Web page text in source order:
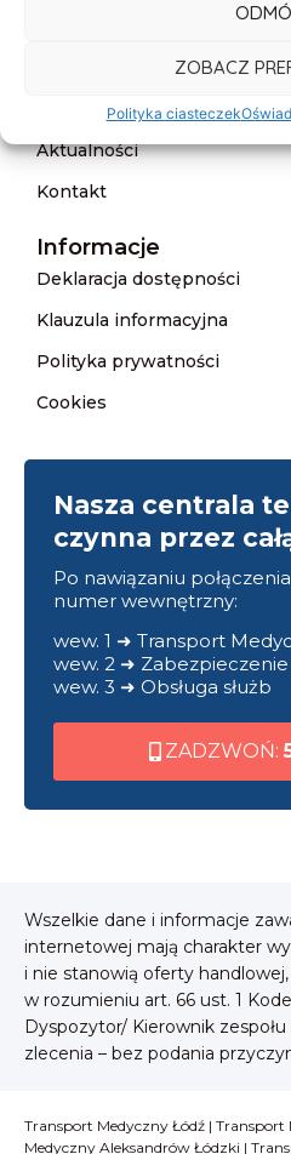
ZOBACZ
Polityka ciasteczek
Aktualności
Kontakt
Informacje
Deklaracja dostępności
Klauzula informacyjna
Polityka prywatności
Cookies
Nasza centrala
czynna przez
Po nawiązaniu
numer wewnętrzny:
wew. 1 ➜ Transport
wew. 2 ➜
wew. 3 ➜ Obsługa służb
ZADZWOŃ:
Wszelkie dane i informacje
internetowej mają charakter
i nie stanowią oferty
w rozumieniu art. 66 ust. 1
Dyspozytor/ Kierownik
zlecenia – bez podania
Transport Medyczny Łódź | Transport
Medyczny Aleksandrów Łódzki |